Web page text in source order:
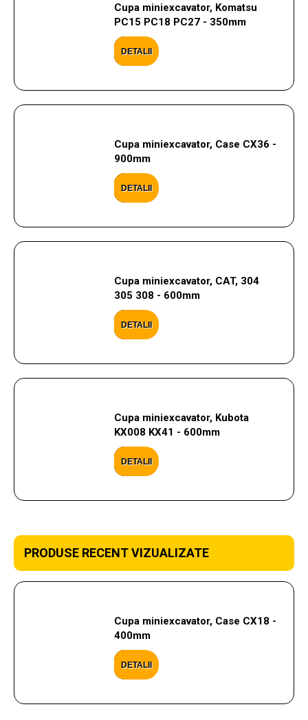
Cupa miniexcavator, Komatsu
PC15 PC18 PC27 - 350mm
DETALII
Cupa miniexcavator, Case CX36 -
900mm
DETALII
Cupa miniexcavator, CAT, 304
305 308 - 600mm
DETALII
Cupa miniexcavator, Kubota
KX008 KX41 - 600mm
DETALII
PRODUSE RECENT VIZUALIZATE
Cupa miniexcavator, Case CX18 -
400mm
DETALII